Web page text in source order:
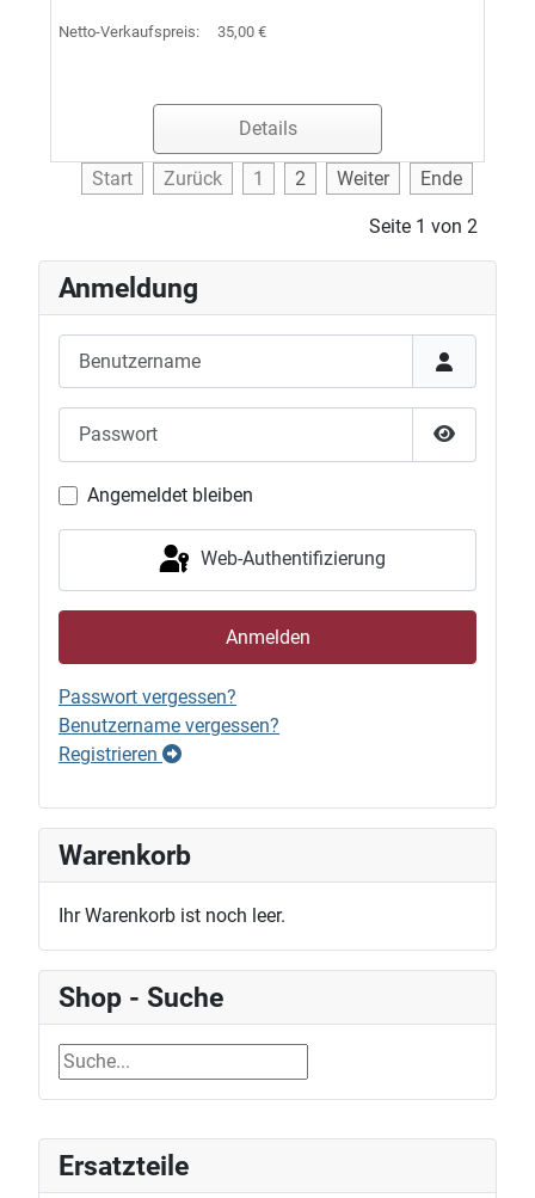
Ersatzteile
Netto-Verkaufspreis: 35,00 €
Details
Start Zurück 1 2 Weiter Ende
Seite 1 von 2
Anmeldung
Passwort
Angemeldet bleiben
Web-Authentifizierung
Anmelden
Passwort vergessen?
Benutzername vergessen?
Registrieren
Warenkorb
Ihr Warenkorb ist noch leer.
Shop - Suche